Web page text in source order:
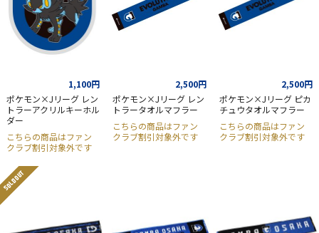
1,100円
ポケモン×Jリーグ レン
トラーアクリルキーホル
ダー
こちらの商品はファン
クラブ割引対象外です
2,500円
ポケモン×Jリーグ レン
トラータオルマフラー
こちらの商品はファン
クラブ割引対象外です
2,500円
ポケモン×Jリーグ ピカ
チュウタオルマフラー
こちらの商品はファン
クラブ割引対象外です
SOLD OUT